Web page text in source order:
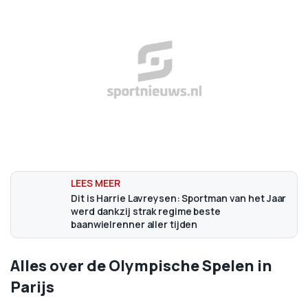
Dit is Harrie Lavreysen: Sportman van het Jaar
werd dankzij strak regime beste
baanwielrenner aller tijden
Alles over de Olympische Spelen in
Parijs